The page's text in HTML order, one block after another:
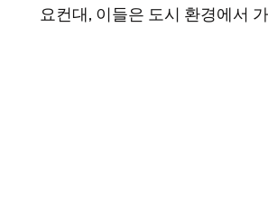
요컨대, 이들은 도시 환경에서